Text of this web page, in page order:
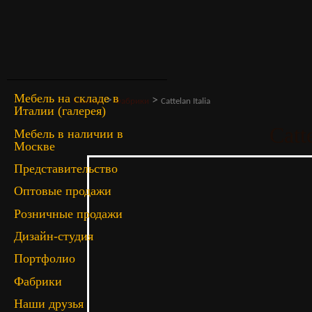
Мебель на складе в
Италии (галерея)
Мебель в наличии в
Москве
Представительство
Оптовые продажи
Розничные продажи
Дизайн-студия
Портфолио
Фабрики
Наши друзья
Главная>Фабрики > Cattelan Italia